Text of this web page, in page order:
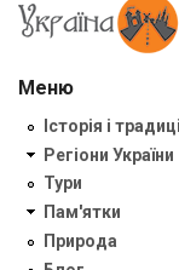
Меню
Історія і
Регіони України
Тури
Пам'ятки
Природа